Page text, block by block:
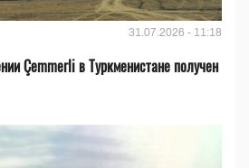
31.07.2026 - 11:18
Çemmerli в Туркменистане получен